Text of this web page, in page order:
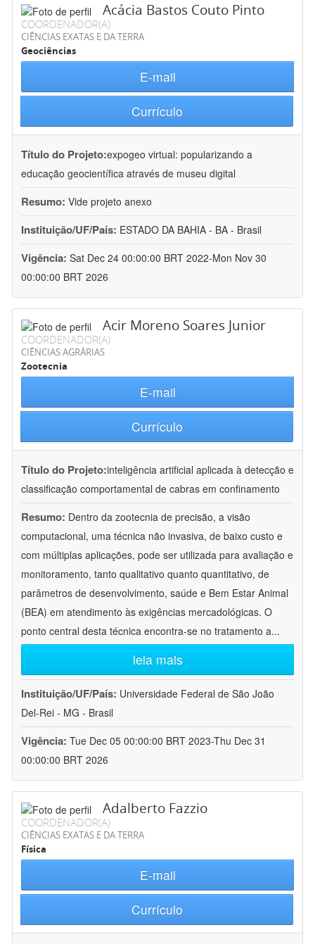
Acácia Bastos Couto Pinto
COORDENADOR(A)
CIÊNCIAS EXATAS E DA TERRA
Geociências
E-mail
Currículo
Título do Projeto:expogeo virtual: popularizando a
educação geocientífica através de museu digital
Resumo: Vide projeto anexo
Instituição/UF/País: ESTADO DA BAHIA - BA - Brasil
Vigência: Sat Dec 24 00:00:00 BRT 2022-Mon Nov 30
00:00:00 BRT 2026
Acir Moreno Soares Junior
COORDENADOR(A)
CIÊNCIAS AGRÁRIAS
Zootecnia
E-mail
Currículo
Título do Projeto:inteligência artificial aplicada à detecção e
classificação comportamental de cabras em confinamento
Resumo: Dentro da zootecnia de precisão, a visão
computacional, uma técnica não invasiva, de baixo custo e
com múltiplas aplicações, pode ser utilizada para avaliação e
monitoramento, tanto qualitativo quanto quantitativo, de
parâmetros de desenvolvimento, saúde e Bem Estar Animal
(BEA) em atendimento às exigências mercadológicas. O
ponto central desta técnica encontra-se no tratamento a...
leia mais
Instituição/UF/País: Universidade Federal de São João
Del-Rei - MG - Brasil
Vigência: Tue Dec 05 00:00:00 BRT 2023-Thu Dec 31
00:00:00 BRT 2026
Adalberto Fazzio
COORDENADOR(A)
CIÊNCIAS EXATAS E DA TERRA
Física
E-mail
Currículo